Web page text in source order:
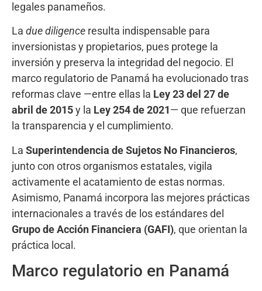
legales panameños.
La due diligence resulta indispensable para
inversionistas y propietarios, pues protege la
inversión y preserva la integridad del negocio. El
marco regulatorio de Panamá ha evolucionado tras
reformas clave —entre ellas la Ley 23 del 27 de
abril de 2015y la Ley 254 de 2021— que refuerzan
la transparencia y el cumplimiento.
La Superintendencia de Sujetos No Financieros,
junto con otros organismos estatales, vigila
activamente el acatamiento de estas normas.
Asimismo, Panamá incorpora las mejores prácticas
internacionales a través de los estándares del
Grupo de Acción Financiera (GAFI), que orientan la
práctica local.
Marco regulatorio en Panamá